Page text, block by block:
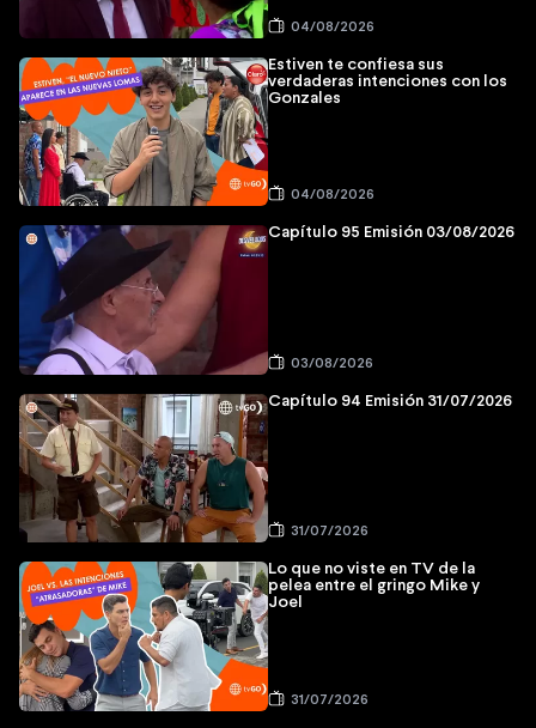
04/08/2026
Estiven te confiesa sus
verdaderas intenciones con los
Gonzales
04/08/2026
Capítulo 95 Emisión 03/08/2026
03/08/2026
Capítulo 94 Emisión 31/07/2026
31/07/2026
Lo que no viste en TV de la
pelea entre el gringo Mike y
Joel
31/07/2026